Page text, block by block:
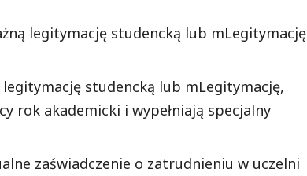
legitymację studencką lub mLegitymację
studencką lub mLegitymację,
rok akademicki i wypełniają specjalny
zaświadczenie o zatrudnieniu w uczelni